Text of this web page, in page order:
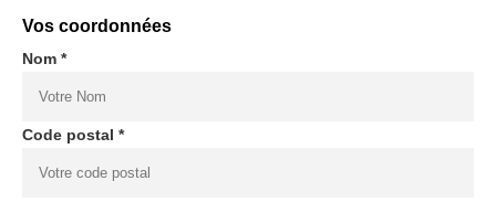
Vos coordonnées
Nom *
Code postal *